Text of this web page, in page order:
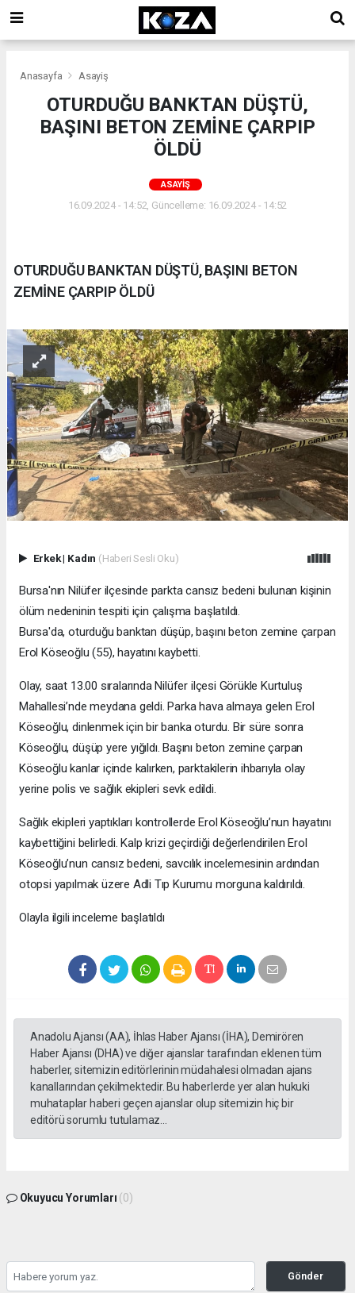
Anasayfa Asayiş
OTURDUĞU BANKTAN DÜŞTÜ,
BAŞINI BETON ZEMİNE ÇARPIP
ÖLDÜ
ASAYIŞ
16.09.2024 - 14:52, Güncelleme: 16.09.2024 - 14:52
OTURDUĞU BANKTAN DÜŞTÜ, BAŞINI BETON
ZEMİNE ÇARPIP ÖLDÜ
Erkek| Kadın (Haberi Sesli Oku)
Bursa'nın Nilüfer ilçesinde parkta cansız bedeni bulunan kişinin
ölüm nedeninin tespiti için çalışma başlatıldı.
Bursa'da, oturduğu banktan düşüp, başını beton zemine çarpan
Erol Köseoğlu (55), hayatını kaybetti.
Olay, saat 13.00 sıralarında Nilüfer ilçesi Görükle Kurtuluş
Mahallesi’nde meydana geldi. Parka hava almaya gelen Erol
Köseoğlu, dinlenmek için bir banka oturdu. Bir süre sonra
Köseoğlu, düşüp yere yığıldı. Başını beton zemine çarpan
Köseoğlu kanlar içinde kalırken, parktakilerin ihbarıyla olay
yerine polis ve sağlık ekipleri sevk edildi.
Sağlık ekipleri yaptıkları kontrollerde Erol Köseoğlu’nun hayatını
kaybettiğini belirledi. Kalp krizi geçirdiği değerlendirilen Erol
Köseoğlu’nun cansız bedeni, savcılık incelemesinin ardından
otopsi yapılmak üzere Adli Tıp Kurumu morguna kaldırıldı.
Olayla ilgili inceleme başlatıldı
Anadolu Ajansı (AA), İhlas Haber Ajansı (İHA), Demirören
Haber Ajansı (DHA) ve diğer ajanslar tarafından eklenen tüm
haberler, sitemizin editörlerinin müdahalesi olmadan ajans
kanallarından çekilmektedir. Bu haberlerde yer alan hukuki
muhataplar haberi geçen ajanslar olup sitemizin hiç bir
editörü sorumlu tutulamaz...
Okuyucu Yorumları (0)
Gönder